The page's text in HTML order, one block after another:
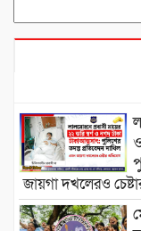
for:
জায়গা দখলেরও